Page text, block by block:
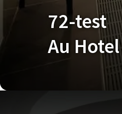
72-test
Au